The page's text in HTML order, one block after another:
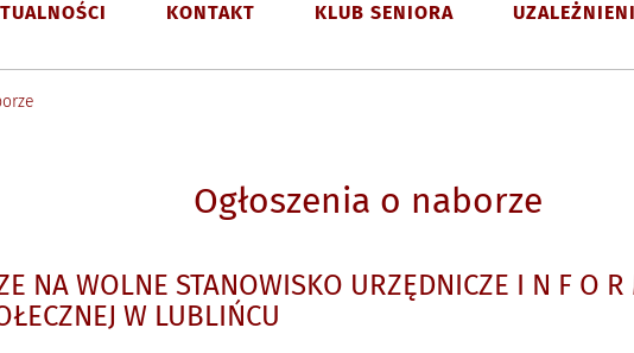
KONTAKT KLUB SENIORA
Ogłoszenia o naborze
NA WOLNE STANOWISKO URZĘDNICZE I N F O
W LUBLIŃCU